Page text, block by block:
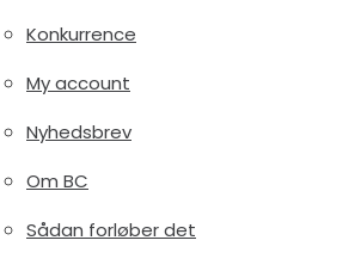
Konkurrence
My account
Nyhedsbrev
Om BC
Sådan forløber det